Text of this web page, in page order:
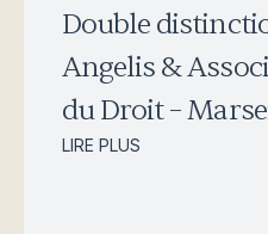
Double
Angelis &
du Droit –
LIRE PLUS